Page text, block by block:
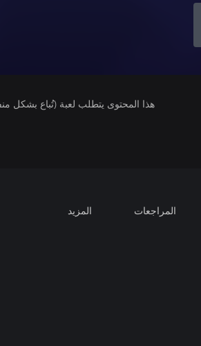
هذا المحتوى يتطلب لعبة (تُباع بشكل
المراجعات المزيد